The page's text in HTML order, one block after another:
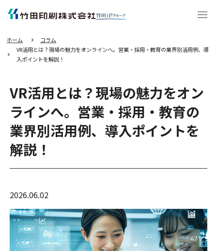
ホーム
コラム
VR活用とは？現場の魅力をオンラインへ。営業・採用・教育の業界別活用例、導
入ポイントを解説！
VR活用とは？現場の魅力をオン
ラインへ。営業・採用・教育の
業界別活用例、導入ポイントを
解説！
2026.06.02